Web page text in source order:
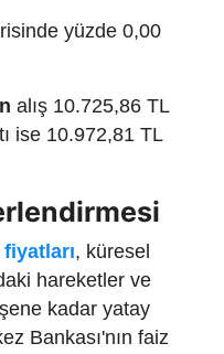
yüzde 0,00
alış 10.725,86 TL
ise 10.972,81 TL
, küresel
hareketler ve
kadar yatay
Bankası'nın faiz